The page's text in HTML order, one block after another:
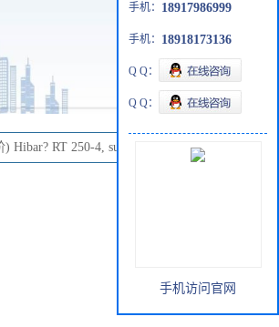
) Hibar? RT 250-4, suitable for HPLC
手机： 18917986999
手机： 18918173136
Q Q：
Q Q：
手机访问官网